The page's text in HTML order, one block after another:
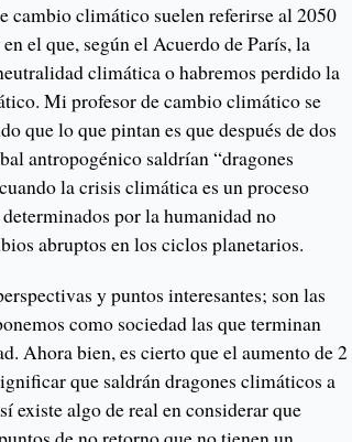
cambio climático suelen referirse al 2050
el que, según el Acuerdo de París, la
climática o habremos perdido la
Mi profesor de cambio climático se
que lo que pintan es que después de dos
antropogénico saldrían “dragones
la crisis climática es un proceso
por la humanidad no
abruptos en los ciclos planetarios.
y puntos interesantes; son las
como sociedad las que terminan
Ahora bien, es cierto que el aumento de 2
que saldrán dragones climáticos a
existe algo de real en considerar que